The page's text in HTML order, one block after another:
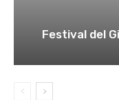
Festival del